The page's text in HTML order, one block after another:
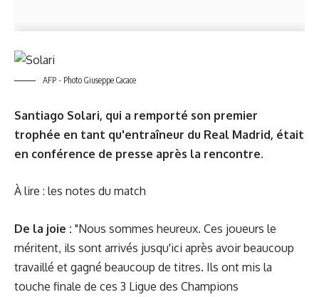
AFP - Photo Giuseppe Cacace
Santiago Solari, qui a remporté son premier
trophée en tant qu'entraîneur du Real Madrid, était
en conférence de presse après la rencontre.
À lire : les notes du match
De la joie : "Nous sommes heureux. Ces joueurs le
méritent, ils sont arrivés jusqu'ici après avoir beaucoup
travaillé et gagné beaucoup de titres. Ils ont mis la
touche finale de ces 3 Ligue des Champions